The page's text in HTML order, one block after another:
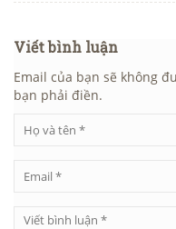
Viết bình luận
Email của bạn sẽ không
bạn phải điền.